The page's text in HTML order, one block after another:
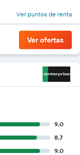
Ver puntos de renta
Ver ofertas
9.0
8.7
9.0